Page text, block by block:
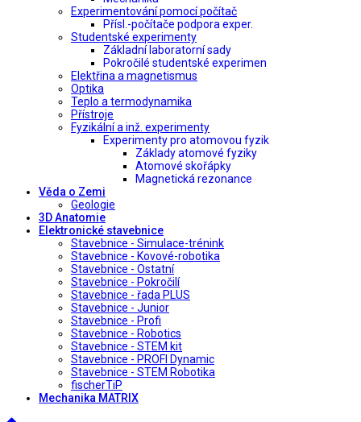
Experimentování pomocí počítač
Přísl.-počítače podpora exper.
Studentské experimenty
Základní laboratorní sady
Pokročilé studentské experimen
Elektřina a magnetismus
Optika
Teplo a termodynamika
Přístroje
Fyzikální a inž. experimenty
Experimenty pro atomovou fyzik
Základy atomové fyziky
Atomové skořápky
Magnetická rezonance
Věda o Zemi
Geologie
3D Anatomie
Elektronické stavebnice
Stavebnice - Simulace-trénink
Stavebnice - Kovové-robotika
Stavebnice - Ostatní
Stavebnice - Pokročilí
Stavebnice - řada PLUS
Stavebnice - Junior
Stavebnice - Profi
Stavebnice - Robotics
Stavebnice - STEM kit
Stavebnice - PROFI Dynamic
Stavebnice - STEM Robotika
fischerTiP
Mechanika MATRIX